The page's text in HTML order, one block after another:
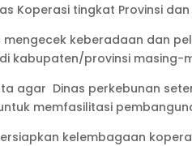
Koperasi tingkat Provinsi
keberadaan dan
kabupaten/provinsi masing-
agar Dinas perkebunan
memfasilitasi
kelembagaan